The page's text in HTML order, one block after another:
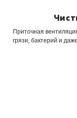
Приточная
грязи, бактерий и